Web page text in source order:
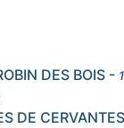
DES BOIS -
DE CERVANTES